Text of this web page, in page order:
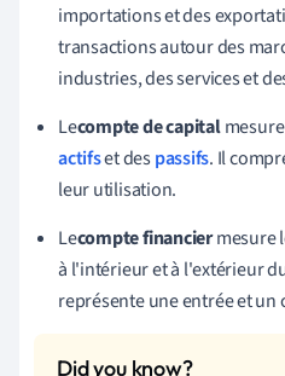
importations et des
transactions autour des
industries, des services et
Lecompte de capital
actifset despassifs. Il
leur utilisation.
Lecompte financiermesure
à l'intérieur et à l'extérieur
représente une entrée et